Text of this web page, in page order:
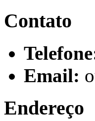
Contato
Email:
Endereço